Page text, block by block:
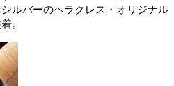
ルバーのヘラクレス・オリジナル
。